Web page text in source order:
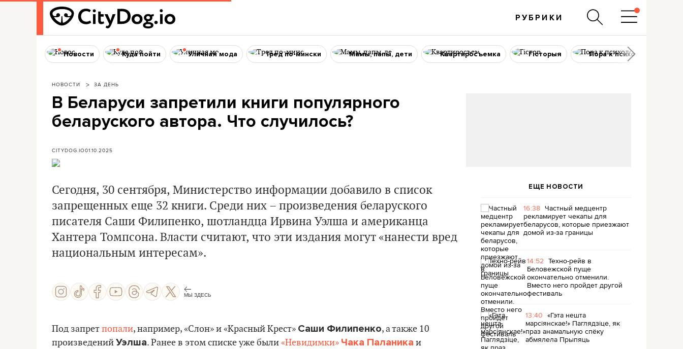
РУБРИКИ
Новости Куда пойти Уличная мода Тред по-мински Мамы, папы, дети Квартиросъемка Гісторыя Пора к психологу
НОВОСТИ ЗА ДЕНЬ
В Беларуси запретили книги популярного
беларуского автора. Что случилось?
CITYDOG.IO01.10.2025
Сегодня, 30 сентября, Министерство информации добавило в список
запрещенных еще 32 книги. Среди них – произведения беларуского
писателя Саши Филипенко, шотландца Ирвина Уэлша и американца
Хантера Томпсона. Власти считают, что эти издания могут «нанести вред
национальным интересам».
МЫ ЗДЕСЬ
Под запретпопали, например, «Слон» и «Красный Крест» Саши Филипенко, а также 10
произведенийУэлша. Ранее в этом списке уже были«Невидимки» Чака Паланика и
ЕЩЕ НОВОСТИ
16:38 Частный медцентр
рекламирует чекапы для
беларусов, которые приезжают
домой из-за границы
14:52 Техно-рейв в
Беловежской пуще
окончательно отменили.
Вместо него пройдет другой
фестиваль
13:40 «Гэта нешта
марсіянскае!» Паглядзіце, як
праз анамальную спёку
абмялела Прыпяць